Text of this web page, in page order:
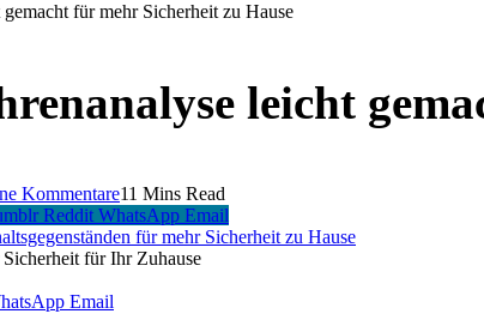
für mehr Sicherheit zu Hause
leicht
Kommentare11 Mins Read
Reddit WhatsApp Email
für Ihr Zuhause
Email